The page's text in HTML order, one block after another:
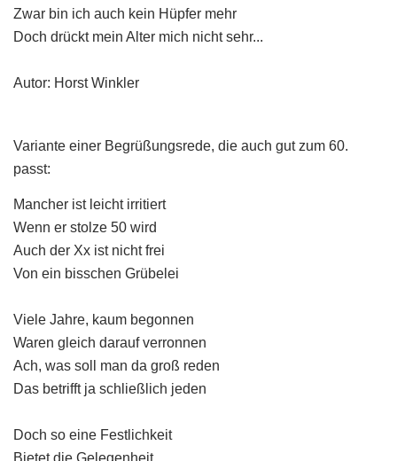
Zwar bin ich auch kein Hüpfer mehr
Doch drückt mein Alter mich nicht sehr...
Autor: Horst Winkler
Variante einer Begrüßungsrede, die auch gut zum 60.
passt:
Mancher ist leicht irritiert
Wenn er stolze 50 wird
Auch der Xx ist nicht frei
Von ein bisschen Grübelei
Viele Jahre, kaum begonnen
Waren gleich darauf verronnen
Ach, was soll man da groß reden
Das betrifft ja schließlich jeden
Doch so eine Festlichkeit